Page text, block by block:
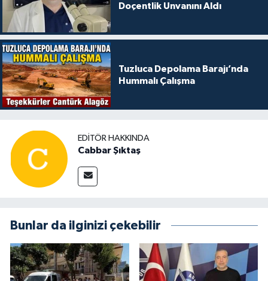
Doçentlik Unvanını Aldı
Tuzluca Depolama Barajı’nda
Hummalı Çalışma
EDITÖR HAKKINDA
Cabbar Şıktaş
Bunlar da ilginizi çekebilir